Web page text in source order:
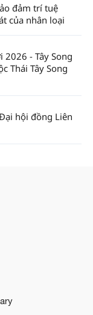
đảm trí tuệ
của nhân loại
- Tây Song
Thái Tây Song
hội đồng Liên